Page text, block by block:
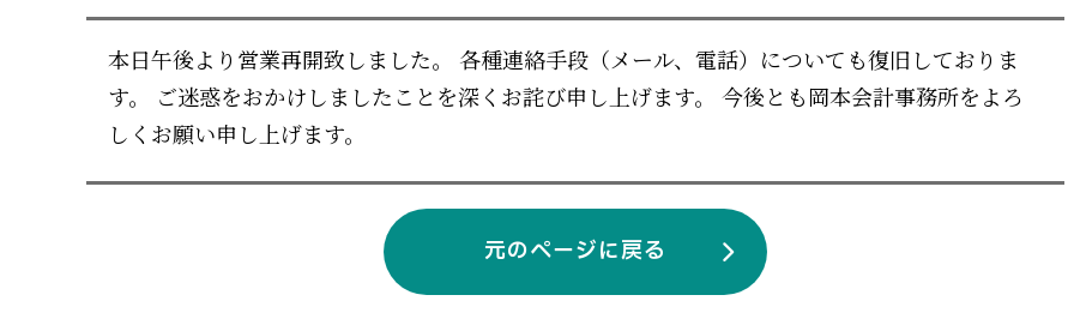
本日午後より営業再開致しました。 各種連絡手段（メール、電話）についても復旧しておりま
す。 ご迷惑をおかけしましたことを深くお詫び申し上げます。 今後とも岡本会計事務所をよろ
しくお願い申し上げます。
元のページに戻る